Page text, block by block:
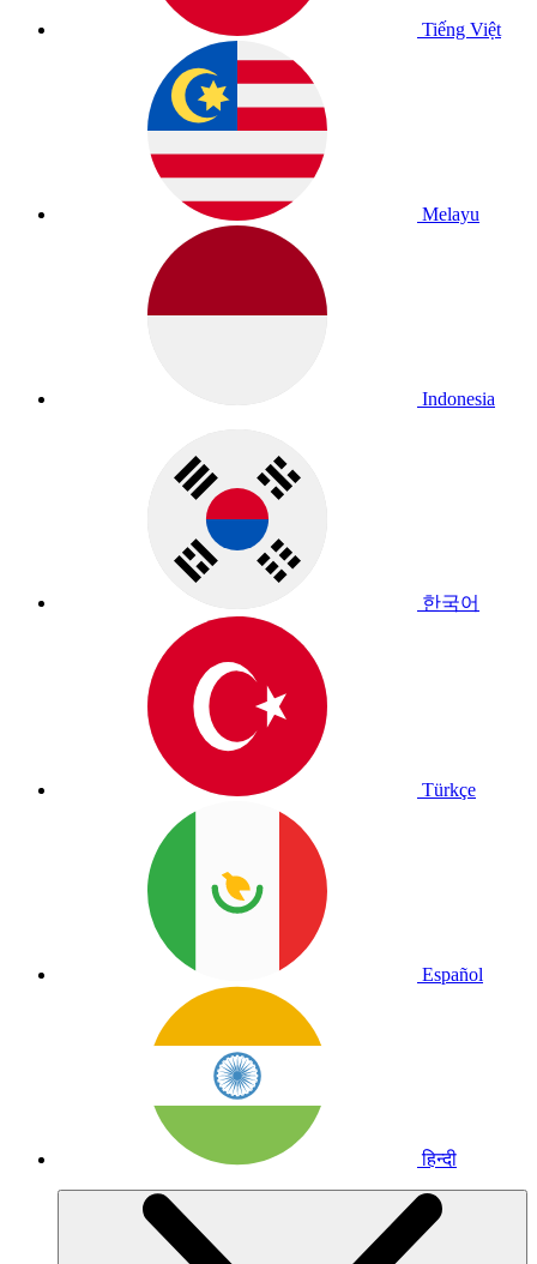
Tiếng Việt
Melayu
Indonesia
한국어
Türkçe
Español
हिन्दी